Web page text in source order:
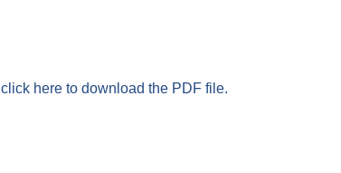
click here to download the PDF file.